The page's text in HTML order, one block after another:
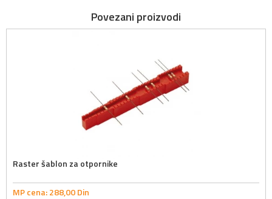
Povezani proizvodi
Raster šablon za otpornike
MP cena:288,00Din